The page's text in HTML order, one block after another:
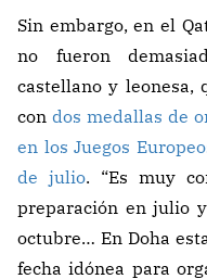
Sin embargo, en el
no fueron
castellano y
con dos medallas de
en los Juegos
de julio. “Es muy
preparación en julio
octubre… En Doha
fecha idónea para